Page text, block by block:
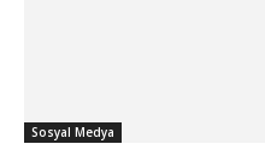
Sosyal Medya